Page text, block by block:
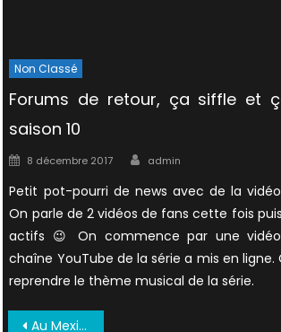
Non Classé
Forums de retour, ça siffle et
saison 10
Posted
8 décembre 2017 Author
admin
Petit pot-pourri de news avec de la
On parle de 2 vidéos de fans cette fois
actifs 😉 On commence par une
chaîne YouTube de la série a mis en ligne.
reprendre le thème musical de la série.
Navigation
Au Mexique, on sait faire de la promo